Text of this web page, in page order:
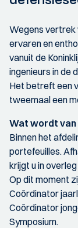
Wegens vertrek
ervaren en
vanuit de
ingenieurs in de
Het betreft een
tweemaal een
Wat wordt
Binnen het
portefeuilles.
krijgt u in
Op dit moment
Coördinator
Coördinator
Symposium.